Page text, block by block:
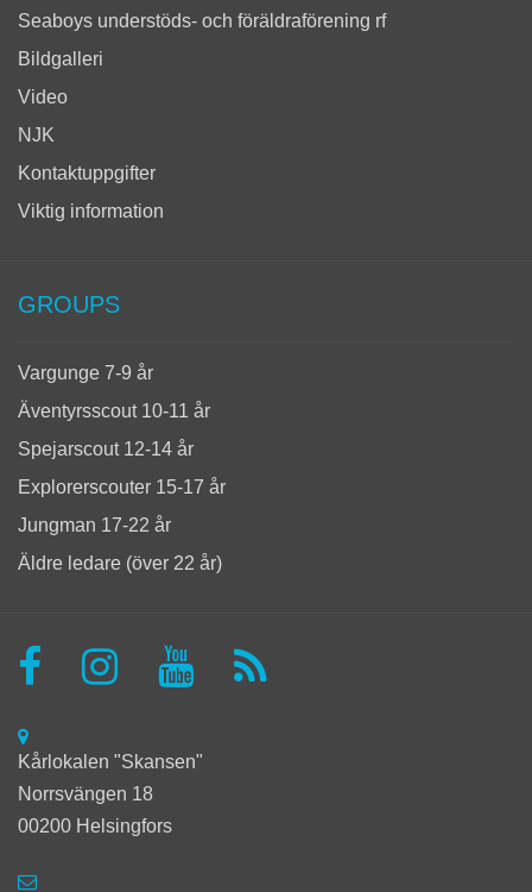
Seaboys understöds- och föräldraförening rf
Bildgalleri
Video
NJK
Kontaktuppgifter
Viktig information
GROUPS
Vargunge 7-9 år
Äventyrsscout 10-11 år
Spejarscout 12-14 år
Explorerscouter 15-17 år
Jungman 17-22 år
Äldre ledare (över 22 år)
Kårlokalen "Skansen"
Norrsvängen 18
00200 Helsingfors